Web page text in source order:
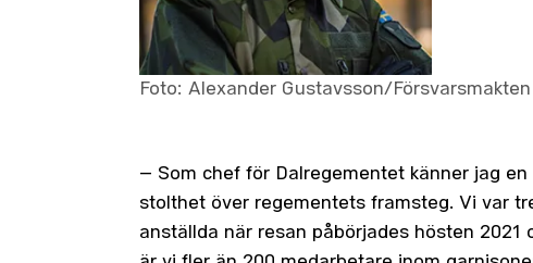
Foto: Alexander Gustavsson/Försvarsmakten
– Som chef för Dalregementet känner jag en
stolthet över regementets framsteg. Vi var
anställda när resan påbörjades hösten 2021